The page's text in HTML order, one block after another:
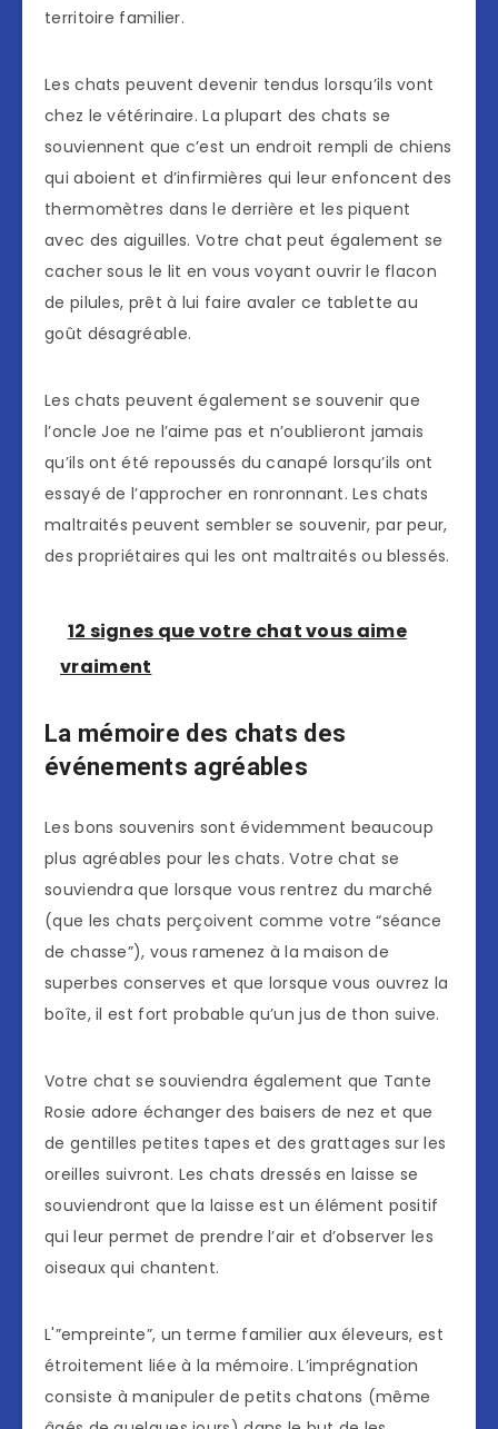
territoire familier.
Les chats peuvent devenir tendus lorsqu’ils vont
chez le vétérinaire. La plupart des chats se
souviennent que c’est un endroit rempli de chiens
qui aboient et d’infirmières qui leur enfoncent des
thermomètres dans le derrière et les piquent
avec des aiguilles. Votre chat peut également se
cacher sous le lit en vous voyant ouvrir le flacon
de pilules, prêt à lui faire avaler ce tablette au
goût désagréable.
Les chats peuvent également se souvenir que
l’oncle Joe ne l’aime pas et n’oublieront jamais
qu’ils ont été repoussés du canapé lorsqu’ils ont
essayé de l’approcher en ronronnant. Les chats
maltraités peuvent sembler se souvenir, par peur,
des propriétaires qui les ont maltraités ou blessés.
12 signes que votre chat vous aime
vraiment
La mémoire des chats des
événements agréables
Les bons souvenirs sont évidemment beaucoup
plus agréables pour les chats. Votre chat se
souviendra que lorsque vous rentrez du marché
(que les chats perçoivent comme votre “séance
de chasse”), vous ramenez à la maison de
superbes conserves et que lorsque vous ouvrez la
boîte, il est fort probable qu’un jus de thon suive.
Votre chat se souviendra également que Tante
Rosie adore échanger des baisers de nez et que
de gentilles petites tapes et des grattages sur les
oreilles suivront. Les chats dressés en laisse se
souviendront que la laisse est un élément positif
qui leur permet de prendre l’air et d’observer les
oiseaux qui chantent.
L'”empreinte”, un terme familier aux éleveurs, est
étroitement liée à la mémoire. L’imprégnation
consiste à manipuler de petits chatons (même